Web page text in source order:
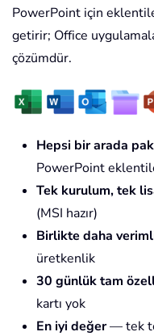
PowerPoint için
getirir; Office
çözümdür.
Hepsi bir arada
PowerPoint
Tek kurulum, tek
(MSI hazır)
Birlikte daha
üretkenlik
30 günlük tam
kartı yok
En iyi değer— tek